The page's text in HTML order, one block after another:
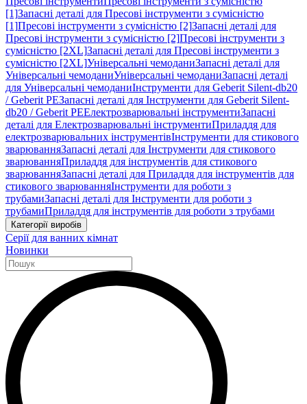
[1]Запасні деталі для Пресові інструменти з сумісністю
[1]Пресові інструменти з сумісністю [2]Запасні деталі для
Пресові інструменти з сумісністю [2]Пресові інструменти з
сумісністю [2XL]Запасні деталі для Пресові інструменти з
сумісністю [2XL]Універсальні чемоданиЗапасні деталі для
Універсальні чемоданиУніверсальні чемоданиЗапасні деталі
для Універсальні чемоданиІнструменти для Geberit Silent-db20
/ Geberit PEЗапасні деталі для Інструменти для Geberit Silent-
db20 / Geberit PEЕлектрозварювальні інструментиЗапасні
деталі для Електрозварювальні інструментиПриладдя для
електрозварювальних інструментівІнструменти для стикового
зварюванняЗапасні деталі для Інструменти для стикового
зварюванняПриладдя для інструментів для стикового
зварюванняЗапасні деталі для Приладдя для інструментів для
стикового зварюванняІнструменти для роботи з
трубамиЗапасні деталі для Інструменти для роботи з
трубамиПриладдя для інструментів для роботи з трубами
Категорії виробів
Серії для ванних кімнат
Новинки